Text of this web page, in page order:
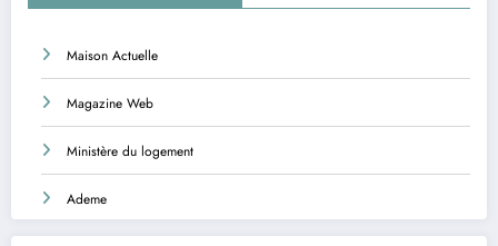
Maison Actuelle
Magazine Web
Ministère du logement
Ademe